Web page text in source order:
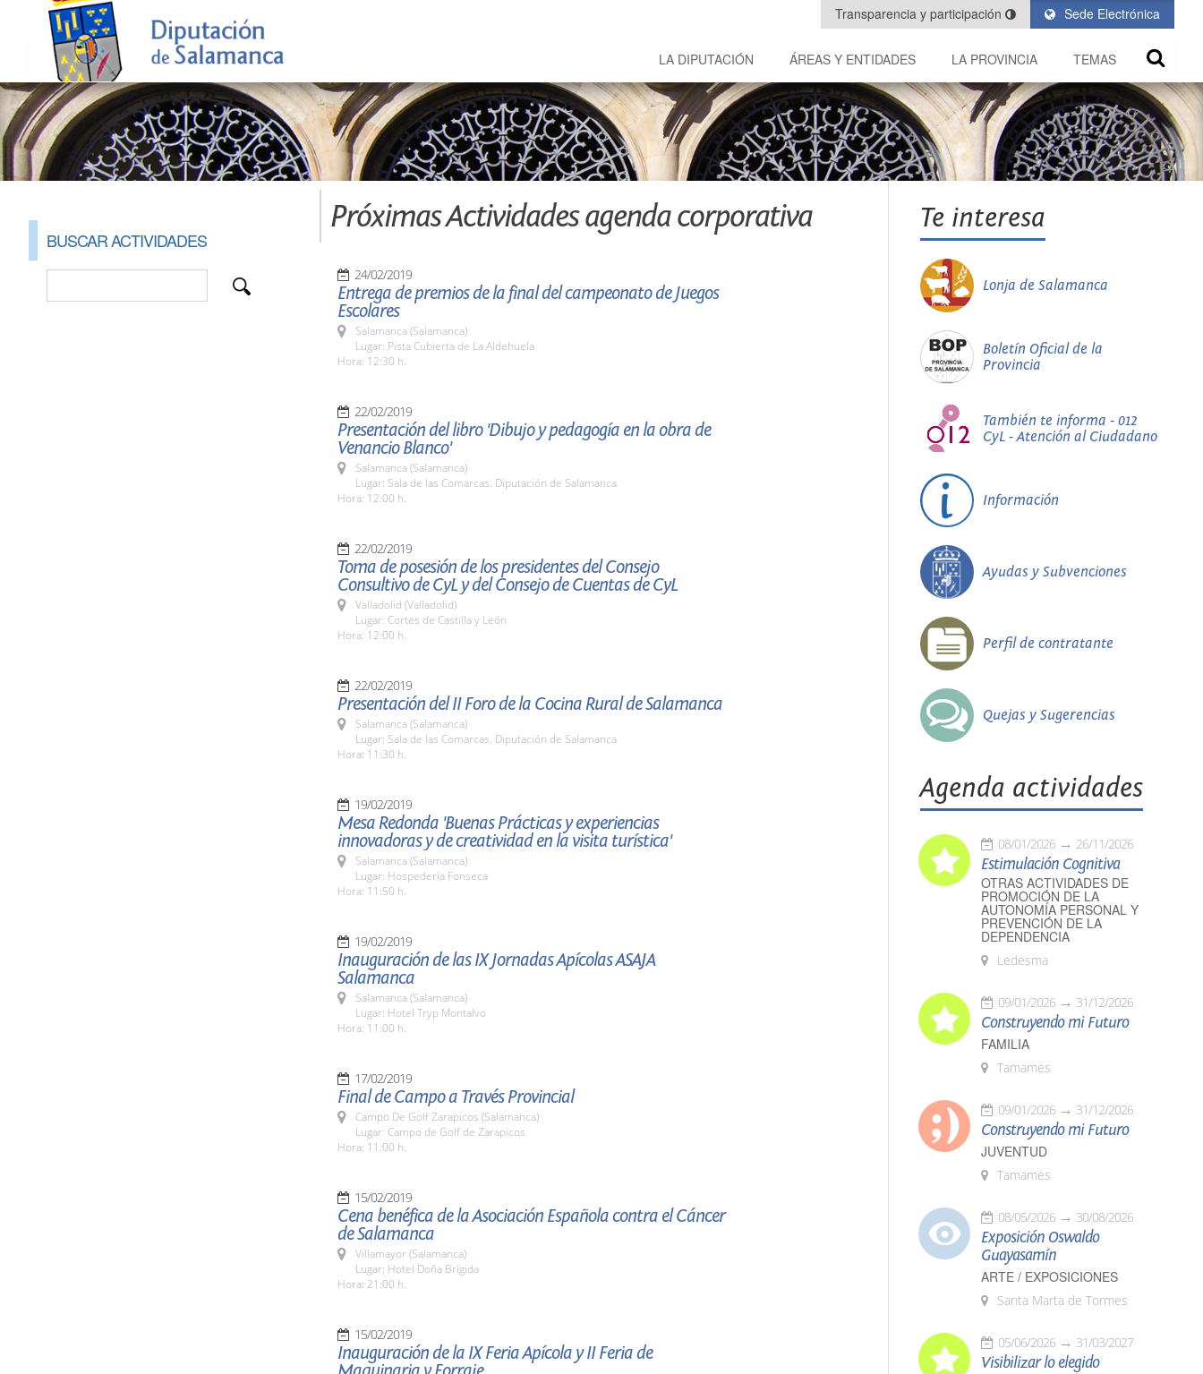
Sede Electrónica
Transparencia y participación
LA DIPUTACIÓN ÁREAS Y ENTIDADES LA PROVINCIA TEMAS
BUSCAR ACTIVIDADES
Próximas Actividades agenda corporativa
24/02/2019
Entrega de premios de la final del campeonato de Juegos
Escolares
Salamanca (Salamanca)
Lugar: Pista Cubierta de La Aldehuela
Hora: 12:30 h.
22/02/2019
Presentación del libro 'Dibujo y pedagogía en la obra de
Venancio Blanco'
Salamanca (Salamanca)
Lugar: Sala de las Comarcas. Diputación de Salamanca
Hora: 12:00 h.
22/02/2019
Toma de posesión de los presidentes del Consejo
Consultivo de CyL y del Consejo de Cuentas de CyL
Valladolid (Valladolid)
Lugar: Cortes de Castilla y León
Hora: 12:00 h.
22/02/2019
Presentación del II Foro de la Cocina Rural de Salamanca
Salamanca (Salamanca)
Lugar: Sala de las Comarcas. Diputación de Salamanca
Hora: 11:30 h.
19/02/2019
Mesa Redonda 'Buenas Prácticas y experiencias
innovadoras y de creatividad en la visita turística'
Salamanca (Salamanca)
Lugar: Hospedería Fonseca
Hora: 11:50 h.
19/02/2019
Inauguración de las IX Jornadas Apícolas ASAJA
Salamanca
Salamanca (Salamanca)
Lugar: Hotel Tryp Montalvo
Hora: 11:00 h.
17/02/2019
Final de Campo a Través Provincial
Campo De Golf Zarapicos (Salamanca)
Lugar: Campo de Golf de Zarapicos
Hora: 11:00 h.
15/02/2019
Cena benéfica de la Asociación Española contra el Cáncer
de Salamanca
Villamayor (Salamanca)
Lugar: Hotel Doña Brígida
Hora: 21:00 h.
15/02/2019
Inauguración de la IX Feria Apícola y II Feria de
Te interesa
Lonja de Salamanca
Boletín Oficial de la
Provincia
También te informa - 012
CyL - Atención al Ciudadano
Información
Ayudas y Subvenciones
Perfil de contratante
Quejas y Sugerencias
Agenda actividades
08/01/2026 26/11/2026
Estimulación Cognitiva
OTRAS ACTIVIDADES DE
PROMOCIÓN DE LA
AUTONOMÍA PERSONAL Y
PREVENCIÓN DE LA
DEPENDENCIA
Ledesma
09/01/2026 31/12/2026
Construyendo mi Futuro
FAMILIA
Tamames
09/01/2026 31/12/2026
Construyendo mi Futuro
JUVENTUD
Tamames
08/05/2026 30/08/2026
Exposición Oswaldo
Guayasamín
ARTE / EXPOSICIONES
Santa Marta de Tormes
05/06/2026 31/03/2027
Visibilizar lo elegido